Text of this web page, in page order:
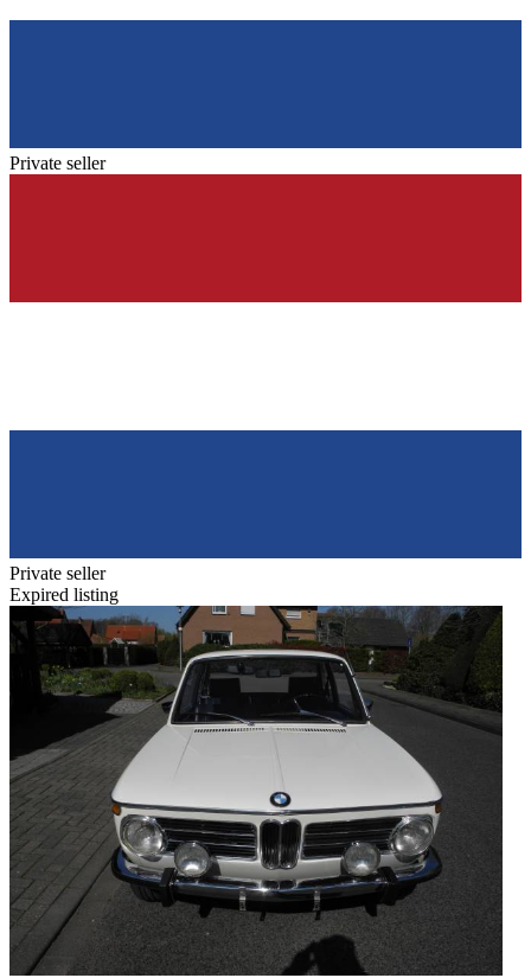
Private seller
Private seller
Expired listing